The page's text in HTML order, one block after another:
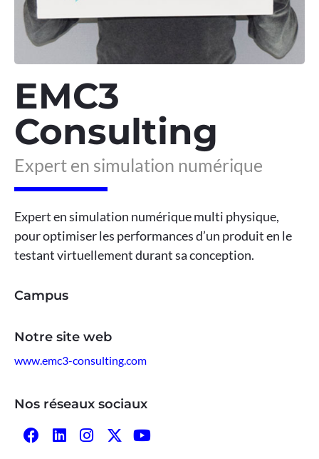
EMC3
Consulting
Expert en simulation numérique
Expert en simulation numérique multi physique,
pour optimiser les performances d’un produit en le
testant virtuellement durant sa conception.
Campus
Notre site web
www.emc3-consulting.com
Nos réseaux sociaux